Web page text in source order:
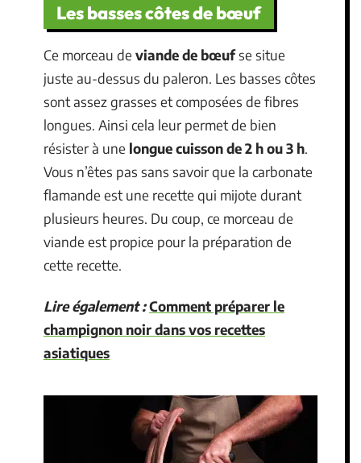
Les basses côtes de bœuf
Ce morceau de viande de bœufse situe
juste au-dessus du paleron. Les basses côtes
sont assez grasses et composées de fibres
longues. Ainsi cela leur permet de bien
résister à une longue cuisson de 2 h ou 3 h.
Vous n’êtes pas sans savoir que la carbonate
flamande est une recette qui mijote durant
plusieurs heures. Du coup, ce morceau de
viande est propice pour la préparation de
cette recette.
Lire également :Comment préparer le
champignon noir dans vos recettes
asiatiques